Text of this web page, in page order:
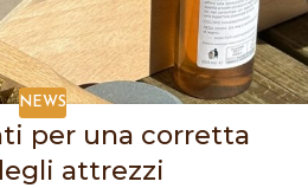
NEWS
per una corretta
attrezzi